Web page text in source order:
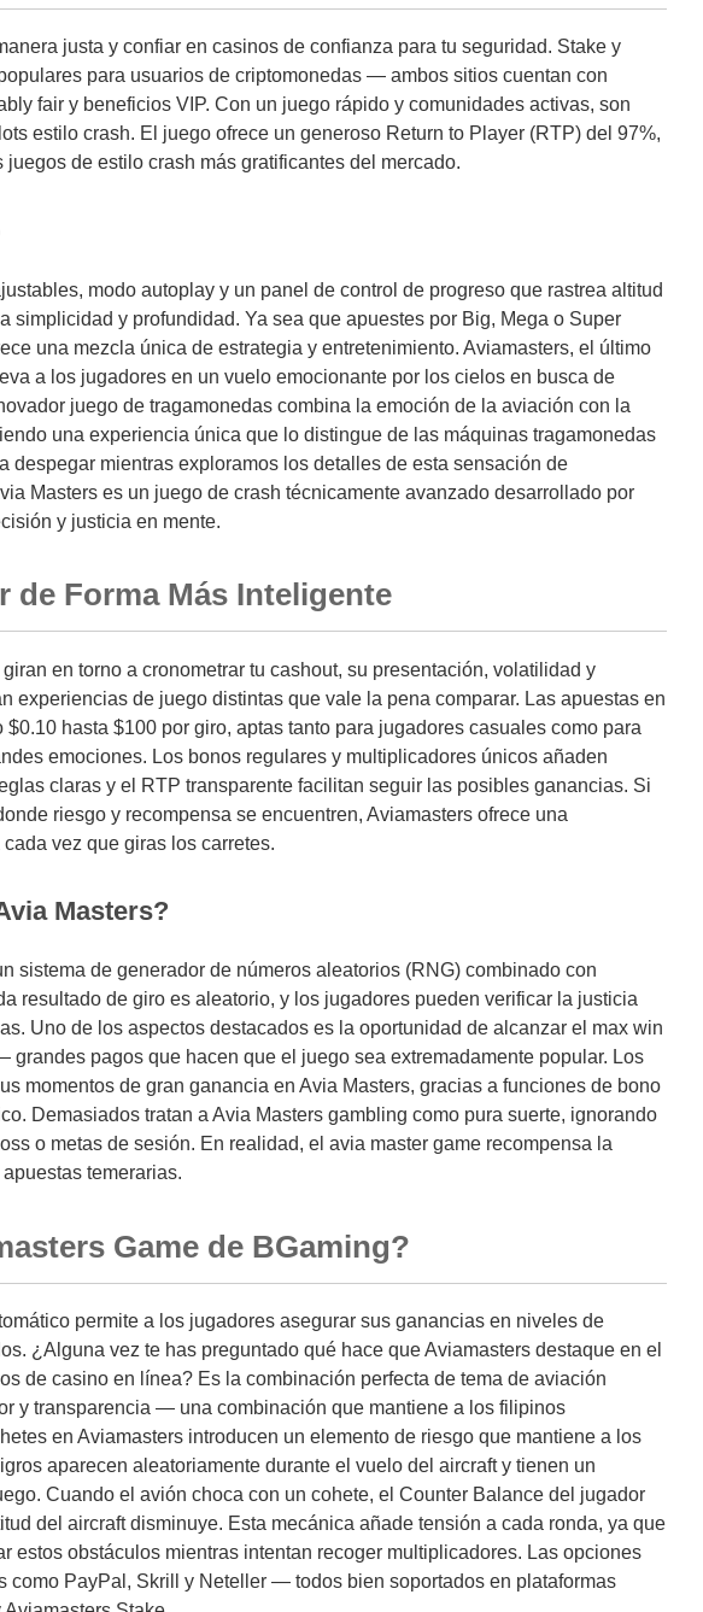
justa y confiar en casinos de confianza para tu seguridad. Stake y
para usuarios de criptomonedas — ambos sitios cuentan con
fair y beneficios VIP. Con un juego rápido y comunidades activas, son
estilo crash. El juego ofrece un generoso Return to Player (RTP) del 97%,
de estilo crash más gratificantes del mercado.
modo autoplay y un panel de control de progreso que rastrea altitud
simplicidad y profundidad. Ya sea que apuestes por Big, Mega o Super
una mezcla única de estrategia y entretenimiento. Aviamasters, el último
a los jugadores en un vuelo emocionante por los cielos en busca de
juego de tragamonedas combina la emoción de la aviación con la
una experiencia única que lo distingue de las máquinas tragamonedas
despegar mientras exploramos los detalles de esta sensación de
Masters es un juego de crash técnicamente avanzado desarrollado por
y justicia en mente.
de Forma Más Inteligente
en torno a cronometrar tu cashout, su presentación, volatilidad y
experiencias de juego distintas que vale la pena comparar. Las apuestas en
hasta $100 por giro, aptas tanto para jugadores casuales como para
emociones. Los bonos regulares y multiplicadores únicos añaden
claras y el RTP transparente facilitan seguir las posibles ganancias. Si
riesgo y recompensa se encuentren, Aviamasters ofrece una
vez que giras los carretes.
Masters?
sistema de generador de números aleatorios (RNG) combinado con
resultado de giro es aleatorio, y los jugadores pueden verificar la justicia
Uno de los aspectos destacados es la oportunidad de alcanzar el max win
grandes pagos que hacen que el juego sea extremadamente popular. Los
momentos de gran ganancia en Avia Masters, gracias a funciones de bono
Demasiados tratan a Avia Masters gambling como pura suerte, ignorando
o metas de sesión. En realidad, el avia master game recompensa la
temerarias.
Game de BGaming?
permite a los jugadores asegurar sus ganancias en niveles de
¿Alguna vez te has preguntado qué hace que Aviamasters destaque en el
de casino en línea? Es la combinación perfecta de tema de aviación
y transparencia — una combinación que mantiene a los filipinos
en Aviamasters introducen un elemento de riesgo que mantiene a los
aparecen aleatoriamente durante el vuelo del aircraft y tienen un
Cuando el avión choca con un cohete, el Counter Balance del jugador
del aircraft disminuye. Esta mecánica añade tensión a cada ronda, ya que
estos obstáculos mientras intentan recoger multiplicadores. Las opciones
como PayPal, Skrill y Neteller — todos bien soportados en plataformas